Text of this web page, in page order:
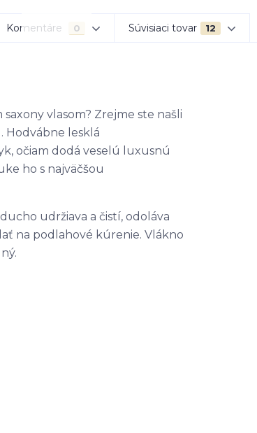
Komentáre 0 Súvisiaci tovar 12
vlasom? Zrejme ste našli
Hodvábne lesklá
očiam dodá veselú luxusnú
ho s najväčšou
udržiava a čistí, odoláva
na podlahové kúrenie. Vlákno